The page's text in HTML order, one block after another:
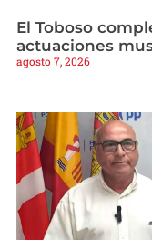
El Toboso
actuaciones
agosto 7, 2026